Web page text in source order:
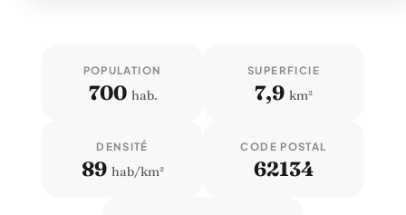
POPULATION
700 hab.
SUPERFICIE
7,9 km²
DENSITÉ
89 hab/km²
CODE POSTAL
62134